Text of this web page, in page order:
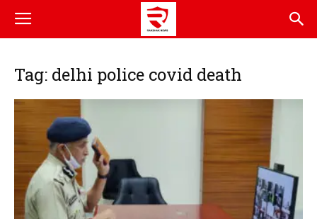
Tag: delhi police covid death